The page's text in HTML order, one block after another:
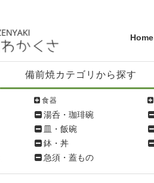
Home
備前焼カテゴリから探す
食器
湯呑・珈琲碗
皿・飯碗
鉢・丼
急須・蓋もの